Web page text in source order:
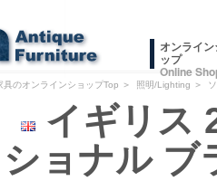
オンライ
ップ
Online
具のオンラインショップTop ＞ 照明/Lighting ＞
イギリス
ショナル